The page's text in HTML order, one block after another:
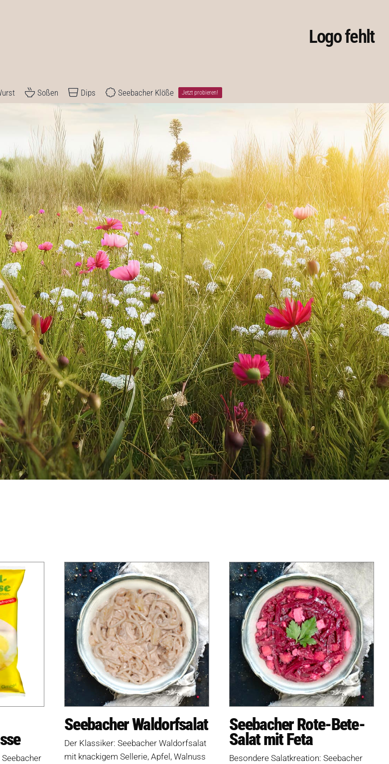
Logo fehlt
Soßen Dips Seebacher Klöße Jetzt probieren!
Seebacher Waldorfsalat
Der Klassiker: Seebacher Waldorfsalat
mit knackigem Sellerie, Apfel, Walnuss
Seebacher Rote-Bete-
Salat mit Feta
Besondere Salatkreation: Seebacher